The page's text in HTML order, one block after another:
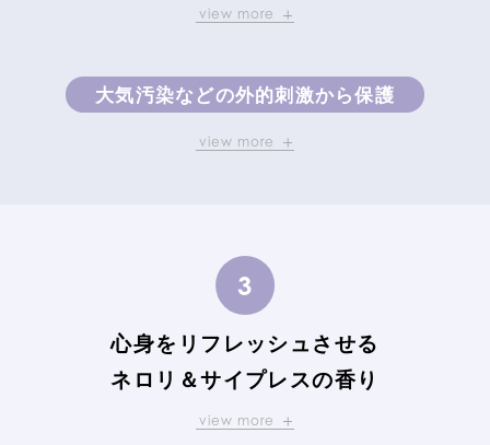
効果が期待される
※3
※4 乾燥による ※5 アスコルビルグルコシド(保湿)
view more
大気汚染などの外的刺激から保護
藻類由来カロテノイド成分
抗酸化や抗菌作用、
肌を大気汚染から
守る効果があると言われる
view more
心身をリフレッシュさせる
ネロリ＆サイプレスの香り
view more